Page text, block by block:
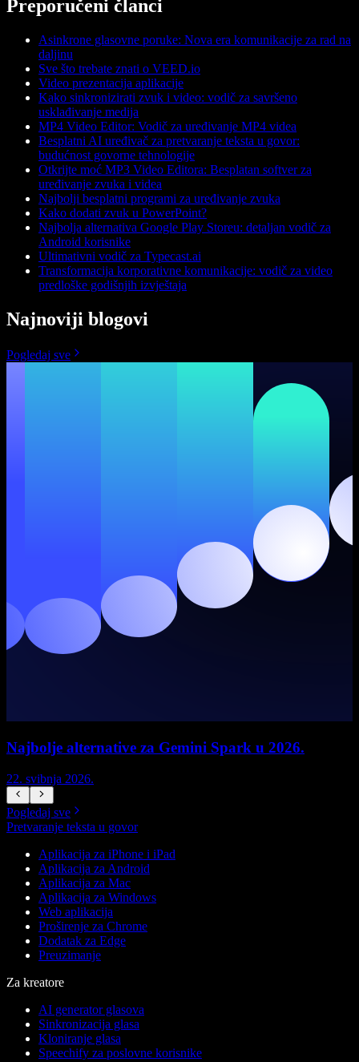
Preporučeni članci
Asinkrone glasovne poruke: Nova era komunikacije za rad na
daljinu
Sve što trebate znati o VEED.io
Video prezentacija aplikacije
Kako sinkronizirati zvuk i video: vodič za savršeno
usklađivanje medija
MP4 Video Editor: Vodič za uređivanje MP4 videa
Besplatni AI uređivač za pretvaranje teksta u govor:
budućnost govorne tehnologije
Otkrijte moć MP3 Video Editora: Besplatan softver za
uređivanje zvuka i videa
Najbolji besplatni programi za uređivanje zvuka
Kako dodati zvuk u PowerPoint?
Najbolja alternativa Google Play Storeu: detaljan vodič za
Android korisnike
Ultimativni vodič za Typecast.ai
Transformacija korporativne komunikacije: vodič za video
predloške godišnjih izvještaja
Najnoviji blogovi
Pogledaj sve
Najbolje alternative za Gemini Spark u 2026.
22. svibnja 2026.
Pogledaj sve
Pretvaranje teksta u govor
Aplikacija za iPhone i iPad
Aplikacija za Android
Aplikacija za Mac
Aplikacija za Windows
Web aplikacija
Proširenje za Chrome
Dodatak za Edge
Preuzimanje
Za kreatore
AI generator glasova
Sinkronizacija glasa
Kloniranje glasa
Speechify za poslovne korisnike